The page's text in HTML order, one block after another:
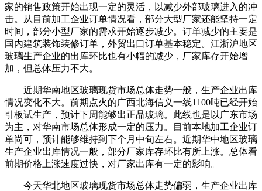
家的销售政策开始出现一定的灵活，以减少外部玻璃进入的冲
击。从目前加工企业订单情况看，部分大型厂家还能坚持一定
时间，部分小型厂家的需求开始逐步减少。订单减少的主要是
国内建筑装饰装修订单，外贸出口订单基本稳定。江浙沪地区
玻璃生产企业的出库环比也有小幅的减少，厂家库存开始增
加，但总体压力不大。
近期华南地区玻璃现货市场总体走势一般，生产企业出库
情况变化不大。前期点火的广西北海信义一线1100吨已经开始
引板试生产，预计下周能够出正品玻璃。此线也是以广东市场
为主，对华南市场总体形成一定的压力。目前本地加工企业订
单尚可，预计能够维持到下个月中旬左右。近期华中地区玻璃
生产企业出库情况一般，部分厂家库存环比有所上涨。总体看
前期价格上涨速度过快，对厂家出库有一定的影响。
今天华北地区玻璃现货市场总体走势偏弱，生产企业出库